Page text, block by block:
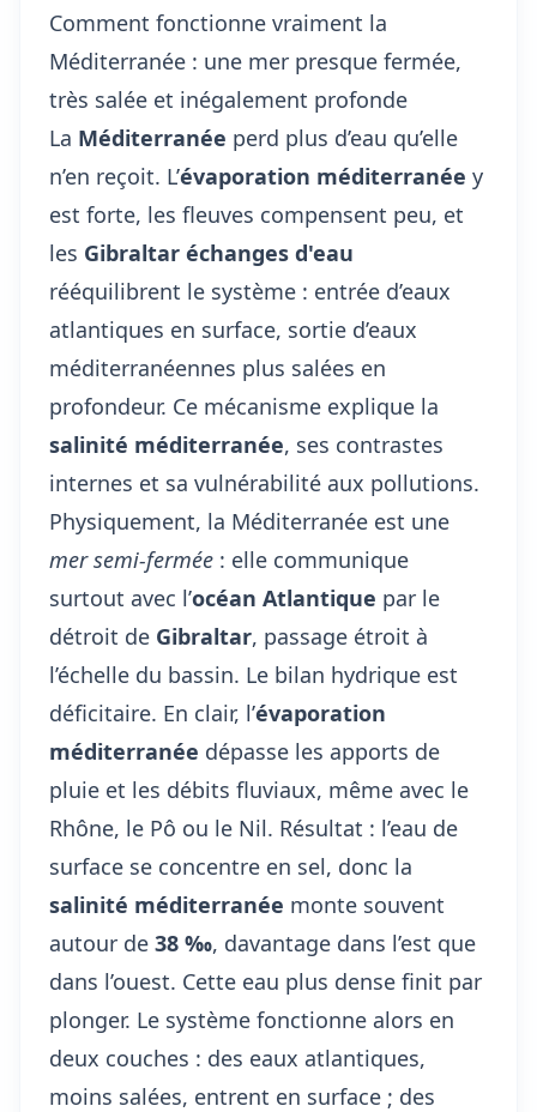
Comment fonctionne vraiment la
Méditerranée : une mer presque fermée,
très salée et inégalement profonde
La Méditerranée perd plus d’eau qu’elle
n’en reçoit. L’évaporation méditerranée y
est forte, les fleuves compensent peu, et
les Gibraltar échanges d'eau
rééquilibrent le système : entrée d’eaux
atlantiques en surface, sortie d’eaux
méditerranéennes plus salées en
profondeur. Ce mécanisme explique la
salinité méditerranée, ses contrastes
internes et sa vulnérabilité aux pollutions.
Physiquement, la Méditerranée est une
mer semi-fermée : elle communique
surtout avec l’océan Atlantique par le
détroit de Gibraltar, passage étroit à
l’échelle du bassin. Le bilan hydrique est
déficitaire. En clair, l’évaporation
méditerranée dépasse les apports de
pluie et les débits fluviaux, même avec le
Rhône, le Pô ou le Nil. Résultat : l’eau de
surface se concentre en sel, donc la
salinité méditerranée monte souvent
autour de 38 ‰, davantage dans l’est que
dans l’ouest. Cette eau plus dense finit par
plonger. Le système fonctionne alors en
deux couches : des eaux atlantiques,
moins salées, entrent en surface ; des